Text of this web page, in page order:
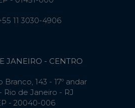
11 3030-4906
JANEIRO - CENTRO
Branco, 143 - 17º andar
Rio de Janeiro - RJ
- 20040-006